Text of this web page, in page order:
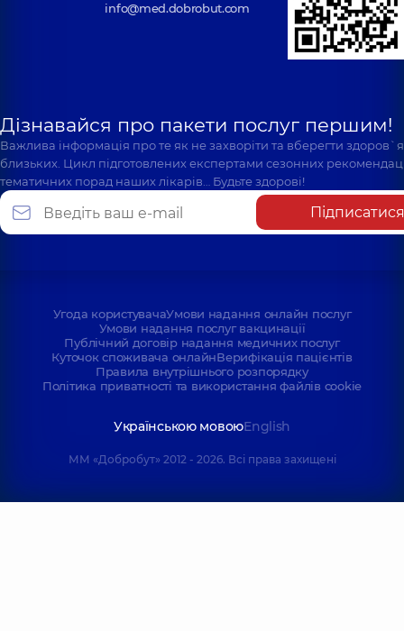
info@med.dobrobut.com
Дізнавайся про пакети послуг першим!
Важлива інформація про те як не захворіти та вберегти
близьких. Цикл підготовлених експертами сезонних
тематичних порад наших лікарів… Будьте здорові!
Підписатися
Угода користувачаУмови надання онлайн послуг
Умови надання послуг вакцинації
Публічний договір надання медичних послуг
Куточок споживача онлайнВерифікація пацієнтів
Правила внутрішнього розпорядку
Політика приватності та використання файлів cookie
Українською мовоюEnglish
ММ «Добробут» 2012 - 2026. Всі права захищені